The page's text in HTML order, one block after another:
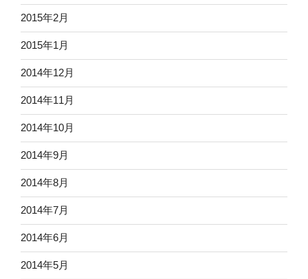
2015年2月
2015年1月
2014年12月
2014年11月
2014年10月
2014年9月
2014年8月
2014年7月
2014年6月
2014年5月